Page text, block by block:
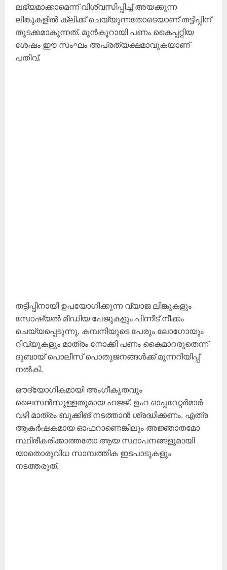
ലഭ്യമാക്കാമെന്ന് വിശ്വസിപ്പിച്ച് അയക്കുന്ന
ലിങ്കുകളില്‍ ക്ലിക്ക് ചെയ്യുന്നതോടെയാണ് തട്ടിപ്പിന്
തുടക്കമാകുന്നത്. മുന്‍കൂറായി പണം കൈപ്പറ്റിയ
ശേഷം ഈ സംഘം അപ്രത്യക്ഷമാവുകയാണ്
പതിവ്.
തട്ടിപ്പിനായി ഉപയോഗിക്കുന്ന വ്യാജ ലിങ്കുകളും
സോഷ്യല്‍ മീഡിയ പേജുകളും പിന്നീട് നീക്കം
ചെയ്യപ്പെടുന്നു. കമ്പനിയുടെ പേരും ലോഗോയും
റിവ്യൂകളും മാത്രം നോക്കി പണം കൈമാറരുതെന്ന്
ദുബായ് പൊലീസ് പൊതുജനങ്ങള്‍ക്ക് മുന്നറിയിപ്പ്
നല്‍കി.
ഔദ്യോഗികമായി അംഗീകൃതവും
ലൈസന്‍സുള്ളതുമായ ഹജ്ജ്, ഉംറ ഓപ്പറേറ്റര്‍മാര്‍
വഴി മാത്രം ബുക്കിങ് നടത്താന്‍ ശ്രദ്ധിക്കണം. എത്ര
ആകര്‍ഷകമായ ഓഫറാണെങ്കിലും അജ്ഞാതമോ
സ്ഥിരീകരിക്കാത്തതോ ആയ സ്ഥാപനങ്ങളുമായി
യാതൊരുവിധ സാമ്പത്തിക ഇടപാടുകളും
നടത്തരുത്.